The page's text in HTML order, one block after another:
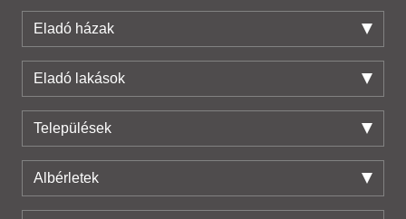
Eladó házak
Eladó lakások
Települések
Albérletek